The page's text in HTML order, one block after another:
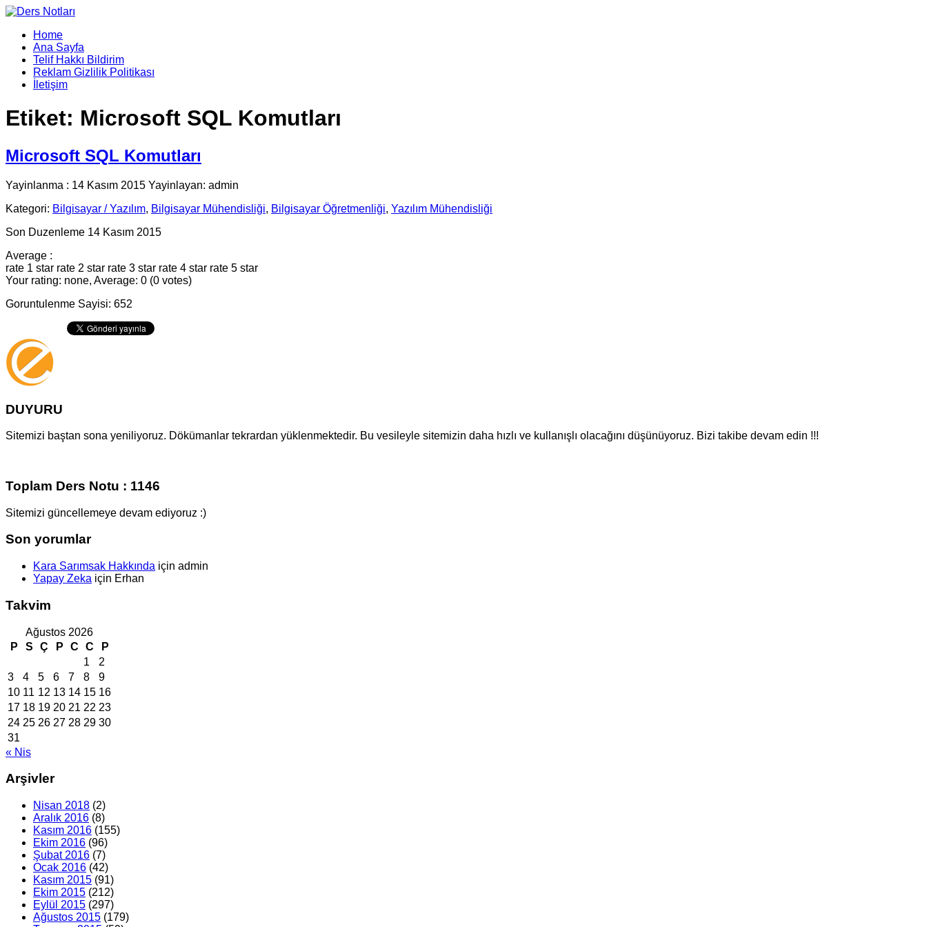
Home
Ana Sayfa
Telif Hakkı Bildirim
Reklam Gizlilik Politikası
İletişim
Etiket: Microsoft SQL Komutları
Microsoft SQL Komutları
Yayinlanma : 14 Kasım 2015 Yayinlayan: admin
Kategori: Bilgisayar / Yazılım, Bilgisayar Mühendisliği, Bilgisayar Öğretmenliği, Yazılım Mühendisliği
Son Duzenleme 14 Kasım 2015
Average :
rate 1 star rate 2 star rate 3 star rate 4 star rate 5 star
Your rating: none, Average: 0 (0 votes)
Goruntulenme Sayisi: 652
DUYURU
Sitemizi baştan sona yeniliyoruz. Dökümanlar tekrardan yüklenmektedir. Bu vesileyle sitemizin daha hızlı ve kullanışlı olacağını düşünüyoruz. Bizi takibe devam edin !!!
Toplam Ders Notu : 1146
Sitemizi güncellemeye devam ediyoruz :)
Son yorumlar
Kara Sarımsak Hakkında için admin
Yapay Zeka için Erhan
Takvim
Ağustos 2026
P
S Ç P C C
P
1
2
3
4 5 6 7 8
9
10 11 12 13 14 15 16
17 18 19 20 21 22 23
24 25 26 27 28 29 30
31
« Nis
Arşivler
Nisan 2018 (2)
Aralık 2016 (8)
Kasım 2016 (155)
Ekim 2016 (96)
Şubat 2016 (7)
Ocak 2016 (42)
Kasım 2015 (91)
Ekim 2015 (212)
Eylül 2015 (297)
Ağustos 2015 (179)